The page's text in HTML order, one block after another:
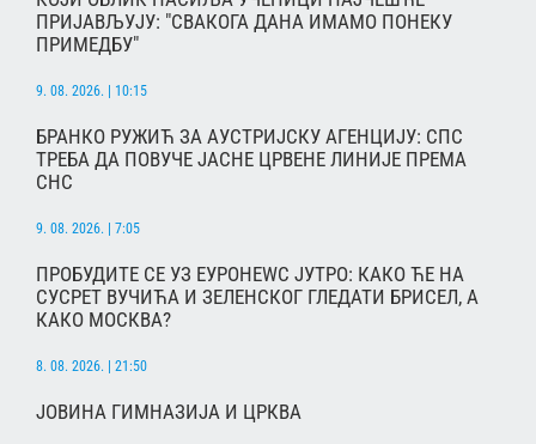
ПРИЈАВЉУЈУ: "СВАКОГА ДАНА ИМАМО ПОНЕКУ
ПРИМЕДБУ"
9. 08. 2026. | 10:15
БРАНКО РУЖИЋ ЗА АУСТРИЈСКУ АГЕНЦИЈУ: СПС
ТРЕБА ДА ПОВУЧЕ ЈАСНЕ ЦРВЕНЕ ЛИНИЈЕ ПРЕМА
СНС
9. 08. 2026. | 7:05
ПРОБУДИТЕ СЕ УЗ ЕУРОНЕWС ЈУТРО: КАКО ЋЕ НА
СУСРЕТ ВУЧИЋА И ЗЕЛЕНСКОГ ГЛЕДАТИ БРИСЕЛ, А
КАКО МОСКВА?
8. 08. 2026. | 21:50
ЈОВИНА ГИМНАЗИЈА И ЦРКВА